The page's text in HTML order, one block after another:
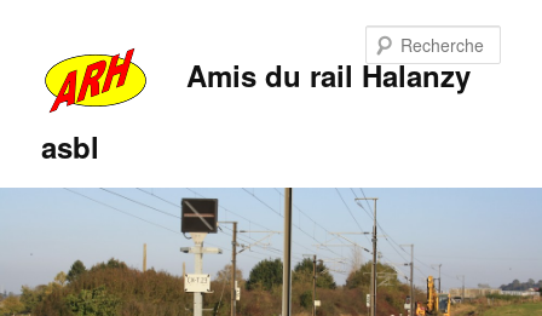
Amis du rail Halanzy
asbl